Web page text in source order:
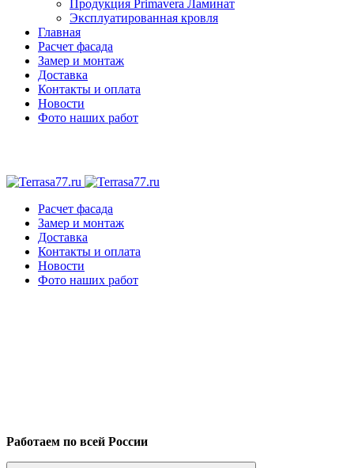
Продукция Primavera Ламинат
Эксплуатированная кровля
Главная
Расчет фасада
Замер и монтаж
Доставка
Контакты и оплата
Новости
Фото наших работ
Расчет фасада
Замер и монтаж
Доставка
Контакты и оплата
Новости
Фото наших работ
Работаем по всей России